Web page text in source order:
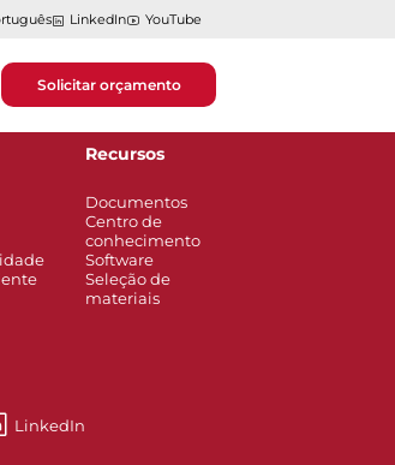
LinkedIn YouTube
Solicitar orçamento
LinkedIn
Recursos
Documentos
Centro de
conhecimento
Software
Seleção de
materiais